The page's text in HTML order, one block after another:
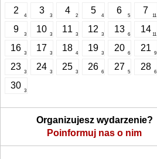
2
4
3
3
4
2
5
4
6
5
7
11
9
3
10
3
11
3
12
3
13
6
14
11
16
3
17
3
18
4
19
3
20
6
21
9
23
3
24
3
25
3
26
6
27
5
28
6
30
3
Organizujesz wydarzenie?
Poinformuj nas o nim